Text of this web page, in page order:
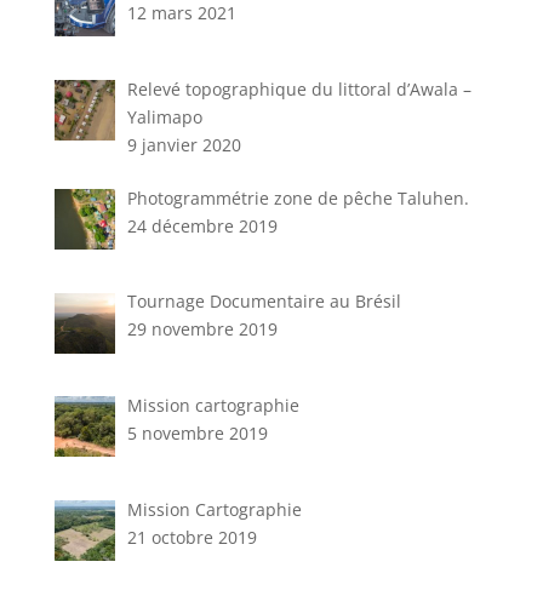
12 mars 2021
Relevé topographique du littoral d’Awala –
Yalimapo
9 janvier 2020
Photogrammétrie zone de pêche Taluhen.
24 décembre 2019
Tournage Documentaire au Brésil
29 novembre 2019
Mission cartographie
5 novembre 2019
Mission Cartographie
21 octobre 2019